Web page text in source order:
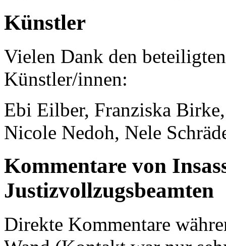
Künstler
Vielen Dank den
Künstler/innen:
Ebi Eilber, Franziska
Nicole Nedoh, Nele
Kommentare von
Justizvollzugsbeamten
Direkte Kommentare